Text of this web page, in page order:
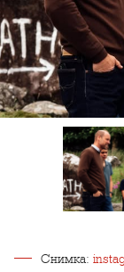
Снимка: